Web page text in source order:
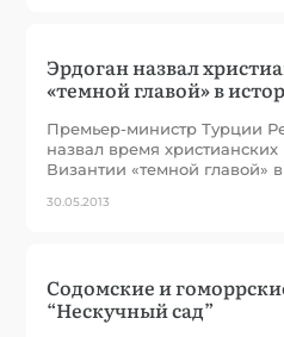
Эрдоган назвал
«темной главой» в
Премьер-министр Турции
назвал время
Византии «темной главой»
30.05.2013
Содомские и
“Нескучный сад”